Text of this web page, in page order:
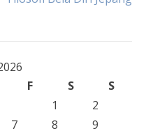
F S
S
1
2
7 8
9